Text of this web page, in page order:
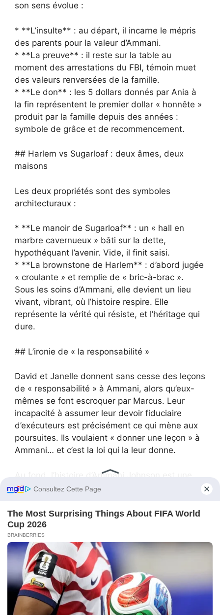
son sens évolue :
* **L’insulte** : au départ, il incarne le mépris
des parents pour la valeur d’Ammani.
* **La preuve** : il reste sur la table au
moment des arrestations du FBI, témoin muet
des valeurs renversées de la famille.
* **Le don** : les 5 dollars donnés par Ania à
la fin représentent le premier dollar « honnête »
produit par la famille depuis des années :
symbole de grâce et de recommencement.
## Harlem vs Sugarloaf : deux âmes, deux
maisons
Les deux propriétés sont des symboles
architecturaux :
* **Le manoir de Sugarloaf** : un « hall en
marbre cavernueux » bâti sur la dette,
hypothéquant l’avenir. Vide, il finit saisi.
* **La brownstone de Harlem** : d’abord jugée
« croulante » et remplie de « bric-à-brac ».
Sous les soins d’Ammani, elle devient un lieu
vivant, vibrant, où l’histoire respire. Elle
représente la vérité qui résiste, et l’héritage qui
dure.
## L’ironie de « la responsabilité »
David et Janelle donnent sans cesse des leçons
de « responsabilité » à Ammani, alors qu’eux-
mêmes se font escroquer par Marcus. Leur
incapacité à assumer leur devoir fiduciaire
d’exécuteurs est précisément ce qui mène aux
poursuites. Ils voulaient « donner une leçon » à
Ammani… et c’est la loi qui la leur donne.
Au fond, l’histoire d’Ammani Johnson est une
fable moderne sur le danger d’une richesse
richesse intellectuelle et morale. La famille
d’Ammani juge les gens à leurs comptes et à
leur rang social. Aveuglés par le « strass » des
costumes de Marcus et l’éclat des montres —
parfois fausses — ils finissent par confier les
clés de leur royaume à un escroc.
Le véritable « héritage » laissé par Grandpa
Theo n’est pas seulement ces bandes à 25